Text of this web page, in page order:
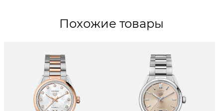
Похожие товары